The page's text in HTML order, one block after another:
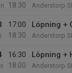
18:30
Anderstorp
17:00
18:30
Löpning +
Anderstorp
16:30
18:00
Löpning +
Anderstorp